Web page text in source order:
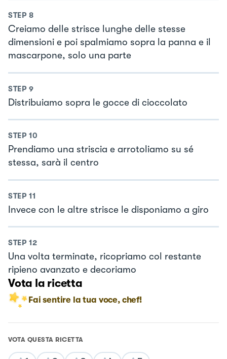
STEP 8
Creiamo delle strisce lunghe delle stesse
dimensioni e poi spalmiamo sopra la panna e il
mascarpone, solo una parte
STEP 9
Distribuiamo sopra le gocce di cioccolato
STEP 10
Prendiamo una striscia e arrotoliamo su sé
stessa, sarà il centro
STEP 11
Invece con le altre strisce le disponiamo a giro
STEP 12
Una volta terminate, ricopriamo col restante
ripieno avanzato e decoriamo
Vota la ricetta
Fai sentire la tua voce, chef!
VOTA QUESTA RICETTA